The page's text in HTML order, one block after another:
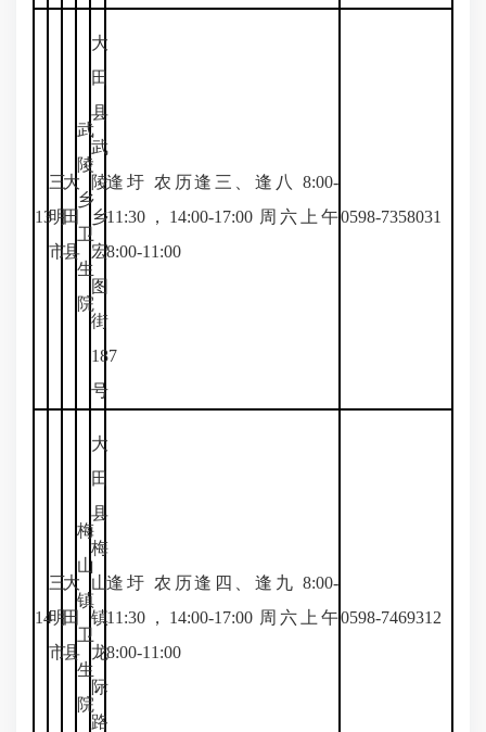
13
三
明
市
大
田
县
武
陵
乡
卫
生
院
大
田
县
武
陵
乡
宏
图
街
187
号
逢圩 农历逢三、逢八 8:00-
11:30，14:00-17:00 周六上午
8:00-11:00
0598-7358031
14
三
明
市
大
田
县
梅
山
镇
卫
生
院
大
田
县
梅
山
镇
龙
际
路
逢圩 农历逢四、逢九 8:00-
11:30，14:00-17:00 周六上午
8:00-11:00
0598-7469312